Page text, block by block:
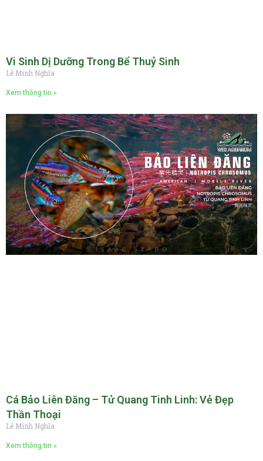
Vi Sinh Dị Dưỡng Trong Bể Thuỷ Sinh
Lê Minh Nghĩa
Xem thông tin »
Cá Bảo Liên Đăng – Tử Quang Tinh Linh: Vẻ Đẹp
Thần Thoại
Lê Minh Nghĩa
Xem thông tin »